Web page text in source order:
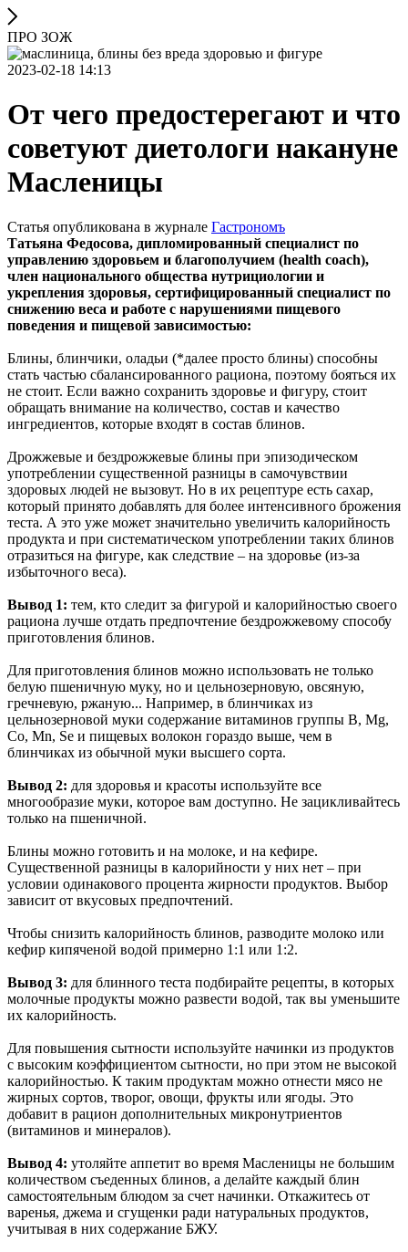
ПРО ЗОЖ
2023-02-18 14:13
От чего предостерегают и что
советуют диетологи накануне
Масленицы
Статья опубликована в журнале Гастрономъ
Татьяна Федосова, дипломированный специалист по
управлению здоровьем и благополучием (health coach),
член национального общества нутрициологии и
укрепления здоровья, сертифицированный специалист по
снижению веса и работе с нарушениями пищевого
поведения и пищевой зависимостью:
Блины, блинчики, оладьи (*далее просто блины) способны
стать частью сбалансированного рациона, поэтому бояться их
не стоит. Если важно сохранить здоровье и фигуру, стоит
обращать внимание на количество, состав и качество
ингредиентов, которые входят в состав блинов.
Дрожжевые и бездрожжевые блины при эпизодическом
употреблении существенной разницы в самочувствии
здоровых людей не вызовут. Но в их рецептуре есть сахар,
который принято добавлять для более интенсивного брожения
теста. А это уже может значительно увеличить калорийность
продукта и при систематическом употреблении таких блинов
отразиться на фигуре, как следствие – на здоровье (из-за
избыточного веса).
Вывод 1: тем, кто следит за фигурой и калорийностью своего
рациона лучше отдать предпочтение бездрожжевому способу
приготовления блинов.
Для приготовления блинов можно использовать не только
белую пшеничную муку, но и цельнозерновую, овсяную,
гречневую, ржаную... Например, в блинчиках из
цельнозерновой муки содержание витаминов группы В, Mg,
Co, Mn, Se и пищевых волокон гораздо выше, чем в
блинчиках из обычной муки высшего сорта.
Вывод 2: для здоровья и красоты используйте все
многообразие муки, которое вам доступно. Не зацикливайтесь
только на пшеничной.
Блины можно готовить и на молоке, и на кефире.
Существенной разницы в калорийности у них нет – при
условии одинакового процента жирности продуктов. Выбор
зависит от вкусовых предпочтений.
Чтобы снизить калорийность блинов, разводите молоко или
кефир кипяченой водой примерно 1:1 или 1:2.
Вывод 3: для блинного теста подбирайте рецепты, в которых
молочные продукты можно развести водой, так вы уменьшите
их калорийность.
Для повышения сытности используйте начинки из продуктов
с высоким коэффициентом сытности, но при этом не высокой
калорийностью. К таким продуктам можно отнести мясо не
жирных сортов, творог, овощи, фрукты или ягоды. Это
добавит в рацион дополнительных микронутриентов
(витаминов и минералов).
Вывод 4: утоляйте аппетит во время Масленицы не большим
количеством съеденных блинов, а делайте каждый блин
самостоятельным блюдом за счет начинки. Откажитесь от
варенья, джема и сгущенки ради натуральных продуктов,
учитывая в них содержание БЖУ.